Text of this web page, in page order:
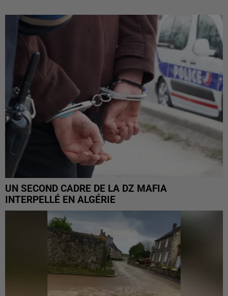
UN SECOND CADRE DE LA DZ MAFIA
INTERPELLÉ EN ALGÉRIE